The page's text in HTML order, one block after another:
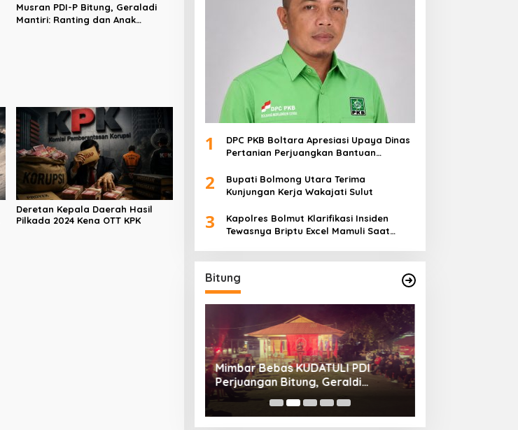
Musran PDI-P Bitung, Geraladi
Mantiri: Ranting dan Anak
Deretan Kepala Daerah Hasil
Pilkada 2024 Kena OTT KPK
1
DPC PKB Boltara Apresiasi Upaya Dinas
Pertanian Perjuangkan Bantuan
2
Bupati Bolmong Utara Terima
Kunjungan Kerja Wakajati Sulut
3
Kapolres Bolmut Klarifikasi Insiden
Tewasnya Briptu Excel Mamuli Saat
Bitung
Mimbar Bebas KUDATULI PDI
Perjuangan Bitung, Geraldi
Mantiri: Bukan Sekedar Sejarah